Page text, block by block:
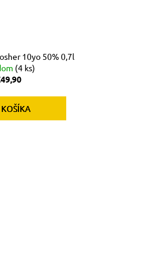
10yo 50% 0,7l
(4 ks)